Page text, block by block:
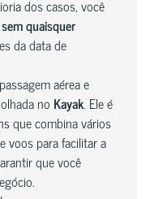
dos casos, você
quaisquer
da data de
aérea e
no Kayak. Ele é
que combina vários
voos para facilitar a
que você